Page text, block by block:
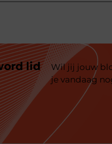
lid
Wil jij jouw
je vandaag